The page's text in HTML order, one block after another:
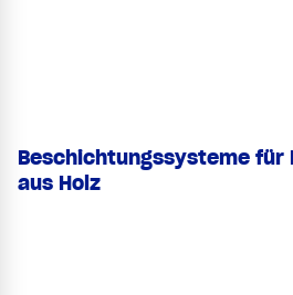
Beschichtungssysteme für
aus Holz